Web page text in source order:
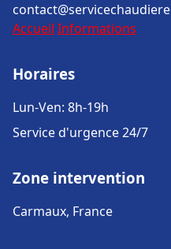
Accueil Informations
Horaires
Lun-Ven: 8h-19h
Service d'urgence 24/7
Zone intervention
Carmaux, France